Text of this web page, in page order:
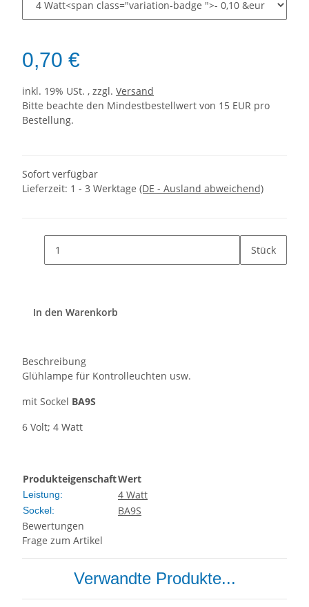
0,70 €
inkl. 19% USt. , zzgl. Versand
Bitte beachte den Mindestbestellwert von 15 EUR pro
Bestellung.
Sofort verfügbar
Lieferzeit: 1 - 3 Werktage (DE - Ausland abweichend)
Stück
In den Warenkorb
Beschreibung
Glühlampe für Kontrolleuchten usw.
mit Sockel BA9S
6 Volt; 4 Watt
ProdukteigenschaftWert
Leistung: 4 Watt
Sockel:
BA9S
Bewertungen
Frage zum Artikel
Verwandte Produkte...